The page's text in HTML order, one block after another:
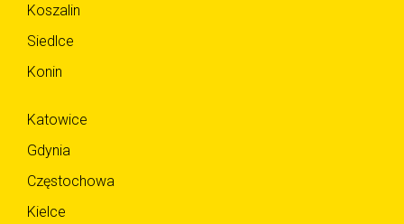
Koszalin
Siedlce
Konin
Katowice
Gdynia
Częstochowa
Kielce